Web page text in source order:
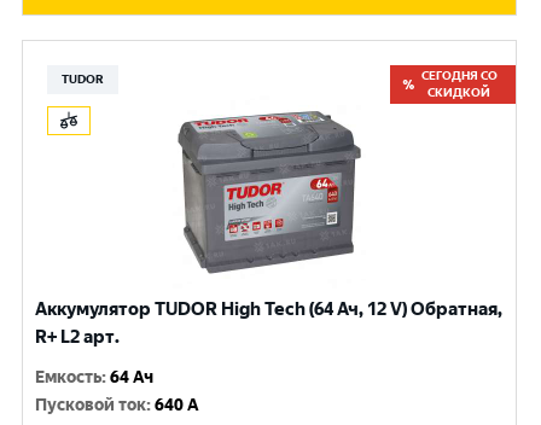
TUDOR
СЕГОДНЯ СО
СКИДКОЙ
Аккумулятор TUDOR High Tech (64 Ач, 12 V) Обратная,
R+ L2 арт.
Емкость:64 Ач
Пусковой ток:640 A